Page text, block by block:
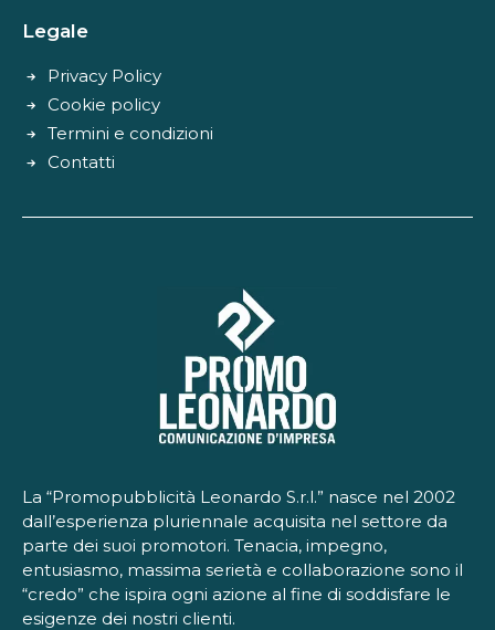
Legale
Privacy Policy
Cookie policy
Termini e condizioni
Contatti
La “Promopubblicità Leonardo S.r.l.” nasce nel 2002
dall’esperienza pluriennale acquisita nel settore da
parte dei suoi promotori. Tenacia, impegno,
entusiasmo, massima serietà e collaborazione sono il
“credo” che ispira ogni azione al fine di soddisfare le
esigenze dei nostri clienti.